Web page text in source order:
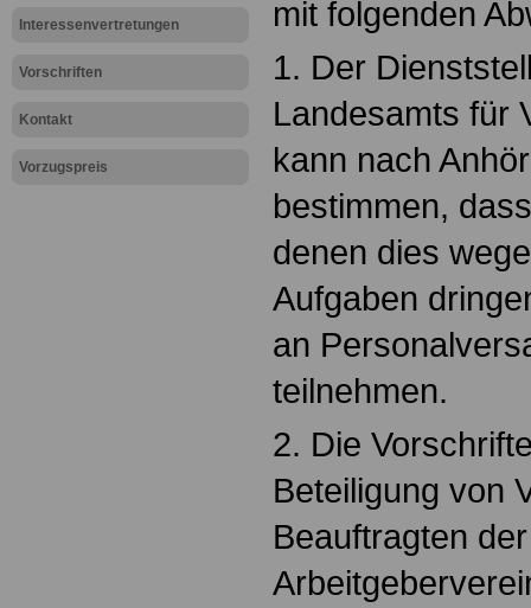
Interessenvertretungen
Vorschriften
Kontakt
Vorzugspreis
mit folgenden
1. Der
Landesamts für
kann nach
bestimmen,
denen dies
Aufgaben
an
teilnehmen.
2. Die
Beteiligung von
Beauftragten